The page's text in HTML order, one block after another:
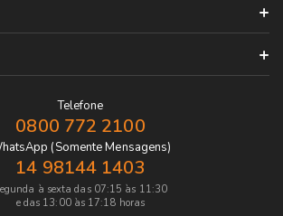
Telefone
0800 772 2100
(Somente Mensagens)
14 98144 1403
à sexta das 07:15 às 11:30
e das 13:00 às 17:18 horas